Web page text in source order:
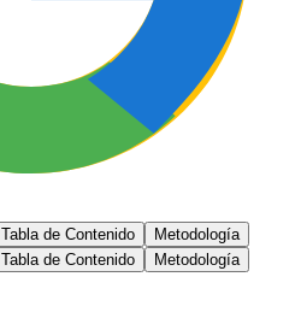
Tabla de Contenido
Metodología
Tabla de Contenido
Metodología